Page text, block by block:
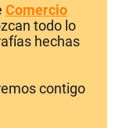
Comercio
todo lo
hechas
contigo